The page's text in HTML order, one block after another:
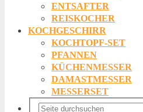
ENTSAFTER
REISKOCHER
KOCHGESCHIRR
KOCHTOPF-SET
PFANNEN
KÜCHENMESSER
DAMASTMESSER
MESSERSET